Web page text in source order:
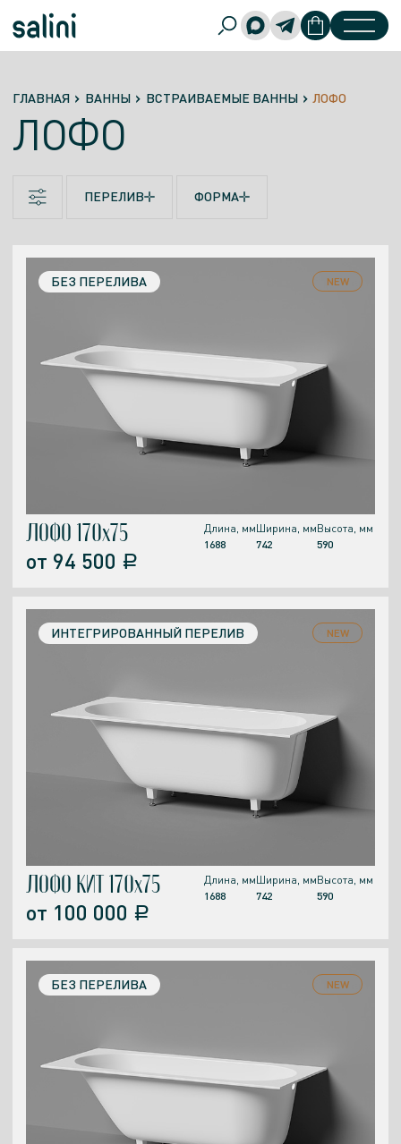
ГЛАВНАЯ ВАННЫ ВСТРАИВАЕМЫЕ ВАННЫ ЛОФО
ЛОФО
ПЕРЕЛИВ
Интегрированнный перелив
ФОРМА
NEW
БЕЗ ПЕРЕЛИВА
Длина, мм
1688
Ширина, мм
742
Высота, мм
590
ЛОФО 170x75
от 94 500 a
NEW
ИНТЕГРИРОВАННЫЙ ПЕРЕЛИВ
Длина, мм
1688
Ширина, мм
742
Высота, мм
590
ЛОФО КИТ 170x75
от 100 000 a
NEW
БЕЗ ПЕРЕЛИВА